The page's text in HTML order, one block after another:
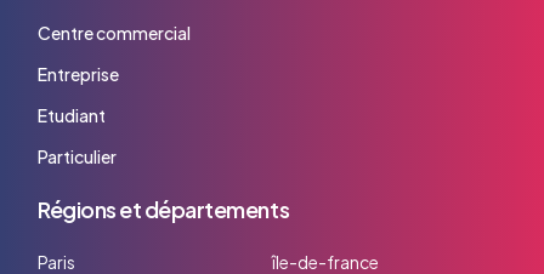
Centre commercial
Entreprise
Etudiant
Particulier
Régions et départements
Paris
île-de-france